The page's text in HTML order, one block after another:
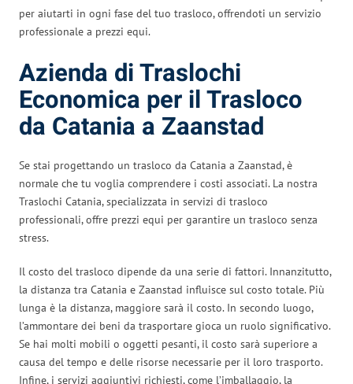
per aiutarti in ogni fase del tuo trasloco, offrendoti un servizio
professionale a prezzi equi.
Azienda di Traslochi
Economica per il Trasloco
da Catania a Zaanstad
Se stai progettando un trasloco da Catania a Zaanstad, è
normale che tu voglia comprendere i costi associati. La nostra
Traslochi Catania, specializzata in servizi di trasloco
professionali, offre prezzi equi per garantire un trasloco senza
stress.
Il costo del trasloco dipende da una serie di fattori. Innanzitutto,
la distanza tra Catania e Zaanstad influisce sul costo totale. Più
lunga è la distanza, maggiore sarà il costo. In secondo luogo,
l’ammontare dei beni da trasportare gioca un ruolo significativo.
Se hai molti mobili o oggetti pesanti, il costo sarà superiore a
causa del tempo e delle risorse necessarie per il loro trasporto.
Infine, i servizi aggiuntivi richiesti, come l’imballaggio, la